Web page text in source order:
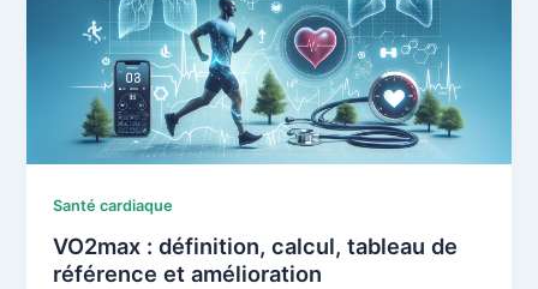
Santé cardiaque
VO2max : définition, calcul, tableau de
référence et amélioration